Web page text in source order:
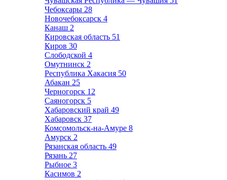
Чебоксары 28
Новочебоксарск 4
Канаш 2
Кировская область 51
Киров 30
Слободской 4
Омутнинск 2
Республика Хакасия 50
Абакан 25
Черногорск 12
Саяногорск 5
Хабаровский край 49
Хабаровск 37
Комсомольск-на-Амуре 8
Амурск 2
Рязанская область 49
Рязань 27
Рыбное 3
Касимов 2